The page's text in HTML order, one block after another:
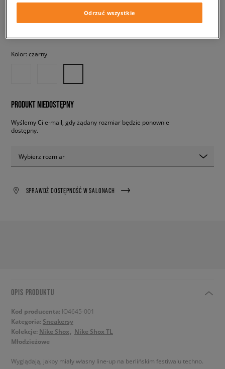
Kolor: czarny
PRODUKT NIEDOSTĘPNY
Wyślemy Ci e-mail, gdy żądany rozmiar będzie ponownie
dostępny.
Wybierz rozmiar
SPRAWDŹ DOSTĘPNOŚĆ W SALONACH
OPIS PRODUKTU
Kod producenta: IO4645-001
Kategoria: Sneakersy
Kolekcje: Nike Shox
Nike Shox TL
Młodzieżowe
Wyglądają, jakby miały własny line-up na berlińskim festiwalu techno.
Odrzuć wszystkie